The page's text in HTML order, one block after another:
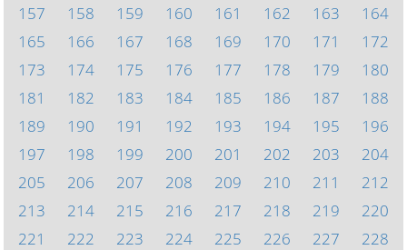
157
158 159 160 161 162 163
164
165
166 167 168 169 170 171
172
173
174 175 176 177 178 179
180
181
182 183 184 185 186 187
188
189
190 191 192 193 194 195
196
197
198 199 200 201 202 203
204
205
206 207 208 209 210 211
212
213
214 215 216 217 218 219
220
221
222 223 224 225 226 227
228